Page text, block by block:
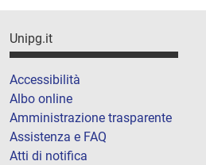
Unipg.it
Accessibilità
Albo online
Amministrazione trasparente
Assistenza e FAQ
Atti di notifica